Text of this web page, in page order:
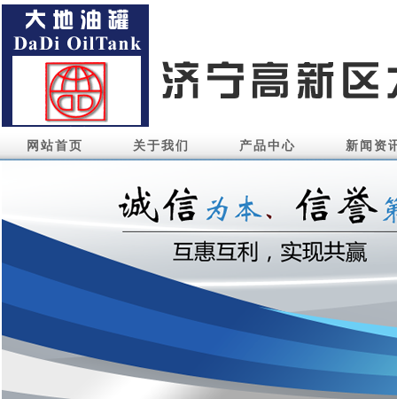
网站首页 关于我们 产品中心 新闻资